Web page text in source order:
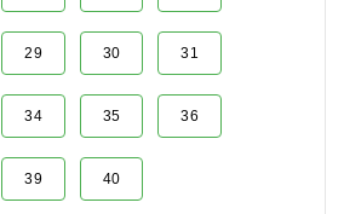
29 30 31
34 35 36
39 40